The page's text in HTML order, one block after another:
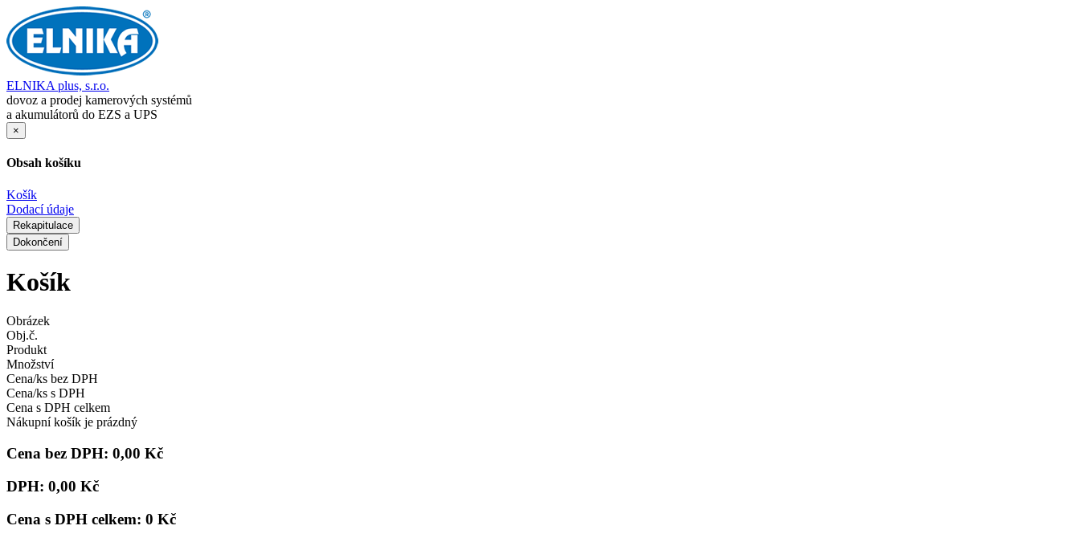
ELNIKA plus, s.r.o.
dovoz a prodej kamerových systémů
a akumulátorů do EZS a UPS
×
Obsah košíku
Košík
Dodací údaje
Rekapitulace
Dokončení
Košík
Obrázek
Obj.č.
Produkt
Množství
Cena/ks bez DPH
Cena/ks s DPH
Cena s DPH celkem
Nákupní košík je prázdný
Cena bez DPH: 0,00 Kč
DPH: 0,00 Kč
Cena s DPH celkem: 0 Kč